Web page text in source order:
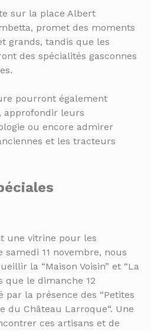
sur la place Albert
promet des moments
grands, tandis que les
des spécialités gasconnes
pourront également
approfondir leurs
ou encore admirer
et les tracteurs
une vitrine pour les
11 novembre, nous
la “Maison Voisin” et “La
que le dimanche 12
par la présence des “Petites
du Château Larroque“. Une
ces artisans et de